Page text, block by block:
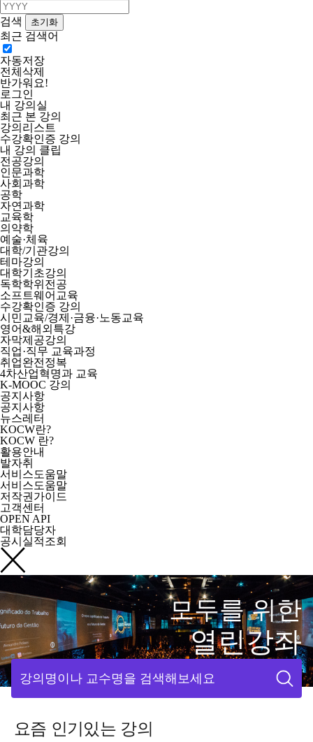
검색
최근 검색어
자동저장
전체삭제
반가워요!
로그인
내 강의실
최근 본 강의
강의리스트
수강확인증 강의
내 강의 클립
전공강의
인문과학
사회과학
공학
자연과학
교육학
의약학
예술·체육
대학/기관강의
테마강의
대학기초강의
독학학위전공
소프트웨어교육
수강확인증 강의
시민교육/경제·금융·노동교육
영어&해외특강
자막제공강의
직업·직무 교육과정
취업완전정복
4차산업혁명과 교육
K-MOOC 강의
공지사항
공지사항
뉴스레터
KOCW란?
KOCW 란?
활용안내
발자취
서비스도움말
서비스도움말
저작권가이드
고객센터
OPEN API
대학담당자
공시실적조회
모두를 위한
열린강좌
강의명이나 교수명을 검색해보세요
요즘 인기있는 강의